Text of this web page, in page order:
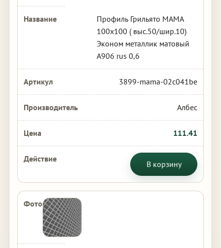
Профиль Грильято МАМА
100х100 ( выс.50/шир.10)
Эконом металлик матовый
А906 rus 0,6
3899-mama-02c041be
Албес
111.41
В корзину